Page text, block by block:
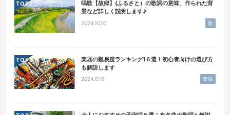
TOP
唱歌【故郷】(ふるさと）の歌詞の意味、作られた背
景など詳しく説明します♪
2024.10.10 歌
TOP
楽器の難易度ランキング1６選！初心者向けの選び方
も解説します
2024.6.16 楽器